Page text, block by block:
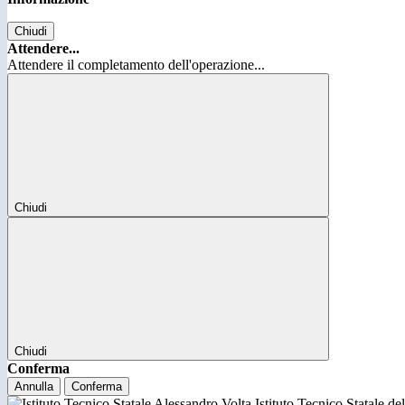
Chiudi
Attendere...
Attendere il completamento dell'operazione...
Chiudi
Chiudi
Conferma
Annulla Conferma